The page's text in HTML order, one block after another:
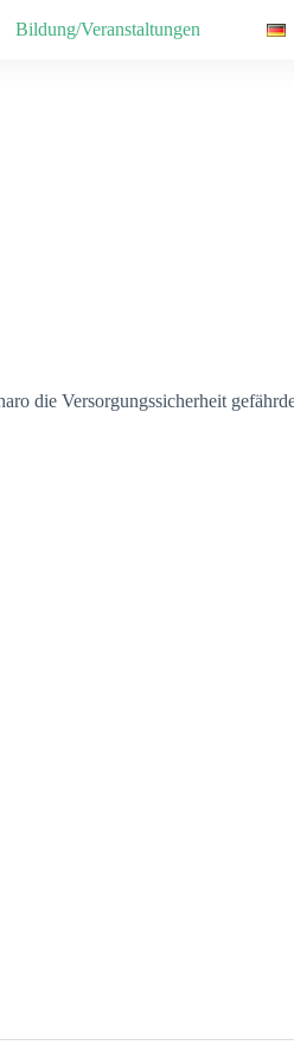
Bildung/Veranstaltungen
die Versorgungssicherheit